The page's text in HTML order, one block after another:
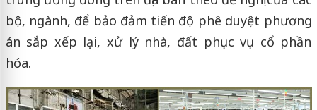
bộ, ngành, để bảo đảm tiến độ phê duyệt phương
án sắp xếp lại, xử lý nhà, đất phục vụ cổ phần
hóa.